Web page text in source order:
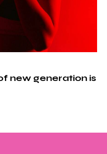
new generation is